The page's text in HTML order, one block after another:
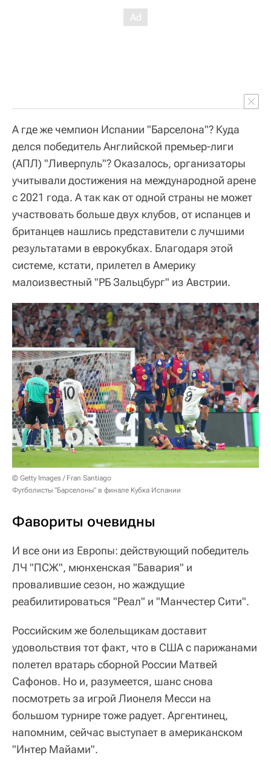
А где же чемпион Испании "Барселона"? Куда
делся победитель Английской премьер-лиги
(АПЛ) "Ливерпуль"? Оказалось, организаторы
учитывали достижения на международной арене
с 2021 года. А так как от одной страны не может
участвовать больше двух клубов, от испанцев и
британцев нашлись представители с лучшими
результатами в еврокубках. Благодаря этой
системе, кстати, прилетел в Америку
малоизвестный "РБ Зальцбург" из Австрии.
© Getty Images / Fran Santiago
Футболисты "Барселоны" в финале Кубка Испании
Фавориты очевидны
И все они из Европы: действующий победитель
ЛЧ "ПСЖ", мюнхенская "Бавария" и
провалившие сезон, но жаждущие
реабилитироваться "Реал" и "Манчестер Сити".
Российским же болельщикам доставит
удовольствия тот факт, что в США с парижанами
полетел вратарь сборной России Матвей
Сафонов. Но и, разумеется, шанс снова
посмотреть за игрой Лионеля Месси на
большом турнире тоже радует. Аргентинец,
напомним, сейчас выступает в американском
"Интер Майами".